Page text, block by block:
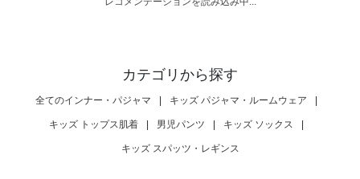
カテゴリから探す
全てのインナー・パジャマ | キッズ パジャマ・ルームウェア |
キッズ トップス肌着 | 男児パンツ | キッズ ソックス |
キッズ スパッツ・レギンス